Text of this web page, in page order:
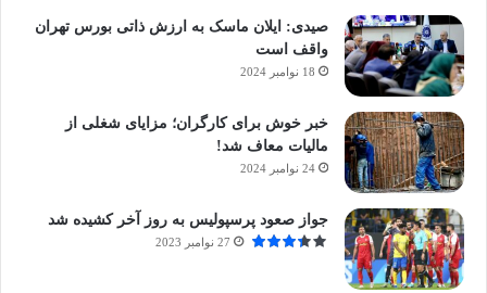
صیدی: ایلان ماسک به ارزش ذاتی بورس تهران
واقف است
18 نوامبر 2024
خبر خوش برای کارگران؛ مزایای شغلی از
مالیات معاف شد!
24 نوامبر 2024
جواز صعود پرسپولیس به روز آخر کشیده شد
27 نوامبر 2023